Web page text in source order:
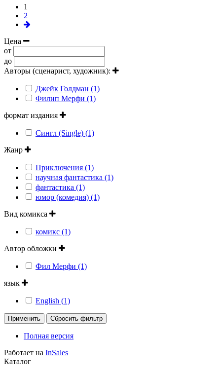
1
2
Цена
от
до
Авторы (сценарист, художник):
Джейк Голдман (1)
Филип Мерфи (1)
формат издания
Сингл (Single) (1)
Жанр
Приключения (1)
научная фантастика (1)
фантастика (1)
юмор (комедия) (1)
Вид комикса
комикс (1)
Автор обложки
Фил Мерфи (1)
язык
English (1)
Применить Сбросить фильтр
Полная версия
Работает на InSales
Каталог